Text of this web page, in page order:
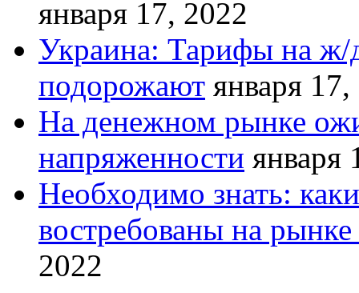
января 17, 2022
Украина: Тарифы на ж/
подорожают января
На денежном рынке
напряженности января
Необходимо знать:
востребованы на
2022